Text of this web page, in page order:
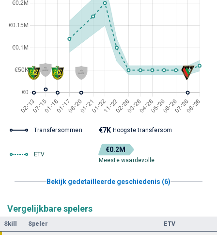
Transfersommen €7K Hoogste transfersom
ETV
€0.2M
Meeste waardevolle
Bekijk gedetailleerde geschiedenis (6)
Vergelijkbare spelers
Skill Speler ETV